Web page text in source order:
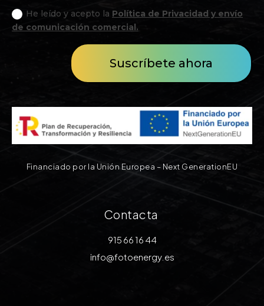
He leído y acepto la Política de Privacidad y envío
de comunicación comercial.
Suscríbete ahora
Financiado por la Unión Europea – Next GenerationEU
Contacta
915 66 16 44
info@fotoenergy.es